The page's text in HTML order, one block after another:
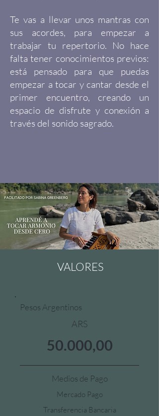
Te vas a llevar unos mantras con
sus acordes, para empezar a
trabajar tu repertorio. No hace
falta tener conocimientos previos:
está pensado para que puedas
empezar a tocar y cantar desde el
primer encuentro, creando un
espacio de disfrute y conexión a
través del sonido sagrado.
VALORES​​​​
Pesos Argentinos
ARS
50.000,00
Medios de Pago
Mercado Pago
Transferencia Bancaria